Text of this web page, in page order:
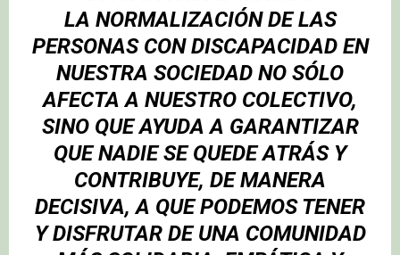
LA NORMALIZACIÓN DE LAS
PERSONAS CON DISCAPACIDAD EN
NUESTRA SOCIEDAD NO SÓLO
AFECTA A NUESTRO COLECTIVO,
SINO QUE AYUDA A GARANTIZAR
QUE NADIE SE QUEDE ATRÁS Y
CONTRIBUYE, DE MANERA
DECISIVA, A QUE PODEMOS TENER
Y DISFRUTAR DE UNA COMUNIDAD